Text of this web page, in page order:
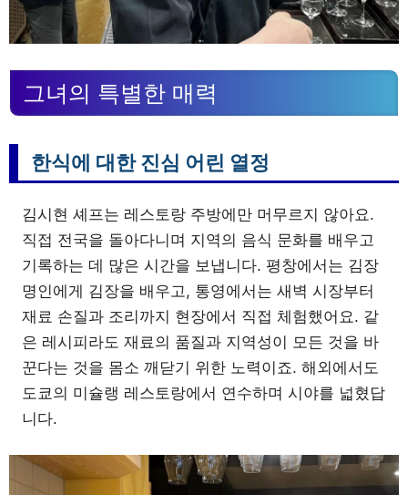
그녀의 특별한 매력
한식에 대한 진심 어린 열정
김시현 셰프는 레스토랑 주방에만 머무르지 않아요.
직접 전국을 돌아다니며 지역의 음식 문화를 배우고
기록하는 데 많은 시간을 보냅니다. 평창에서는 김장
명인에게 김장을 배우고, 통영에서는 새벽 시장부터
재료 손질과 조리까지 현장에서 직접 체험했어요. 같
은 레시피라도 재료의 품질과 지역성이 모든 것을 바
꾼다는 것을 몸소 깨닫기 위한 노력이죠. 해외에서도
도쿄의 미슐랭 레스토랑에서 연수하며 시야를 넓혔답
니다.